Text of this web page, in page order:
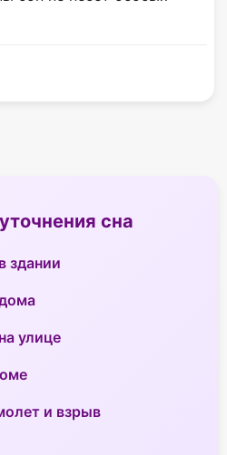
сна
здании
улице
и взрыв